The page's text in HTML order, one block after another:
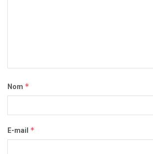
Nom *
E-mail *